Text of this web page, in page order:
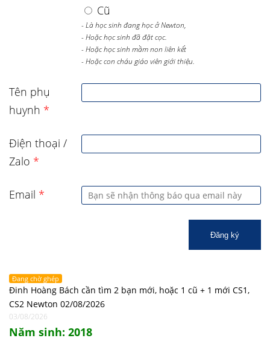
Cũ
- Là học sinh đang học ở Newton,
- Hoặc học sinh đã đặt cọc.
- Hoặc học sinh mầm non liên kết
- Hoặc con cháu giáo viên giới thiệu.
Tên phụ
huynh *
Điện thoại /
Zalo *
Email *
Đăng ký
Đang chờ ghép
Đinh Hoàng Bách cần tìm 2 bạn mới, hoặc 1 cũ + 1 mới CS1,
CS2 Newton 02/08/2026
03/08/2026
Năm sinh: 2018